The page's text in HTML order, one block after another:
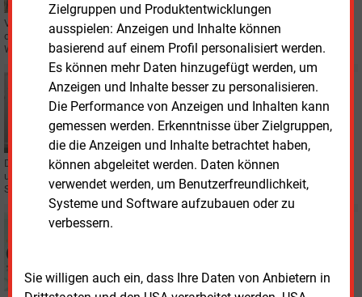
Zielgruppen und Produktentwicklungen
ausspielen: Anzeigen und Inhalte können
basierend auf einem Profil personalisiert werden.
Es können mehr Daten hinzugefügt werden, um
Anzeigen und Inhalte besser zu personalisieren.
Die Performance von Anzeigen und Inhalten kann
gemessen werden. Erkenntnisse über Zielgruppen,
die die Anzeigen und Inhalte betrachtet haben,
können abgeleitet werden. Daten können
verwendet werden, um Benutzerfreundlichkeit,
Systeme und Software aufzubauen oder zu
verbessern.
Sie willigen auch ein, dass Ihre Daten von Anbietern in
Verbände der Energiewirtschaft fordern von der Bundesregierung, die Dauer
der Energiepreisbremsen und der ermäßigten Umsatzsteuer für Gas- und
Wärmelieferungen rasch klarzustellen.
Mittwoch, 20.09.2023, 12:43
STROM
Expertenstreit um Strompreisbremse für Industrie
Der Deutsche Gewerkschaftsbund (DGB) sprach sich für eine Verlängerung
und Modifizierung der aktuellen Strompreisbremse aus, gestützt auf eine
Studie. Eine andere Studie lehnt dies ab.